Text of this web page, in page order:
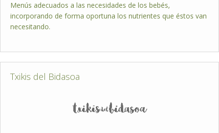
Menús adecuados a las necesidades de los bebés,
incorporando de forma oportuna los nutrientes que éstos van
necesitando.
Txikis del Bidasoa